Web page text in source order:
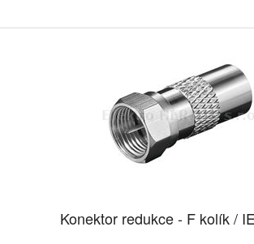
Konektor redukce - F kolík /